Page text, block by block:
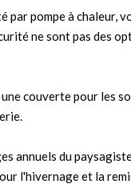
par pompe à chaleur,
ne sont pas des
couverte pour les
annuels du
l'hivernage et la